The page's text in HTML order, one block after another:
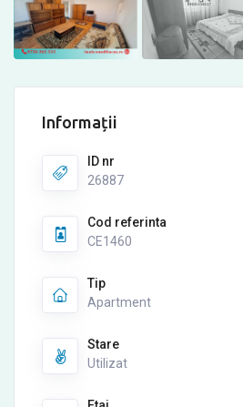
Informații
ID nr
26887
Cod referinta
CE1460
Tip
Apartment
Stare
Utilizat